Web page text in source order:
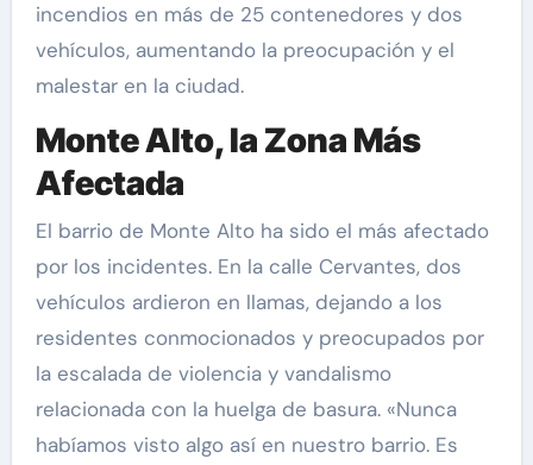
incendios en más de 25 contenedores y dos
vehículos, aumentando la preocupación y el
malestar en la ciudad.
Monte Alto, la Zona Más
Afectada
El barrio de Monte Alto ha sido el más afectado
por los incidentes. En la calle Cervantes, dos
vehículos ardieron en llamas, dejando a los
residentes conmocionados y preocupados por
la escalada de violencia y vandalismo
relacionada con la huelga de basura. «Nunca
habíamos visto algo así en nuestro barrio. Es